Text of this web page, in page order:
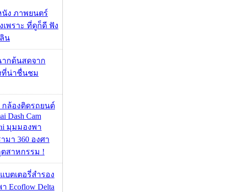
นัง ภาพยนตร์
เพราะ ที่ดูก็ดี ฟัง
น
ากด้นสดจาก
ที่น่าชื่นชม
กล้องติดรถยนต์
Dash Cam
มุมมองพา
มา 360 องศา
สาหกรรม !
บตเตอรี่สำรอง
Ecoflow Delta